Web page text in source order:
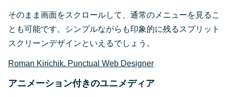
そのまま画面をスクロールして、通常のメニューを見るこ
とも可能です。シンプルながらも印象的に残るスプリット
スクリーンデザインといえるでしょう。
Roman Kirichik. Punctual Web Designer
アニメーション付きのユニメディア